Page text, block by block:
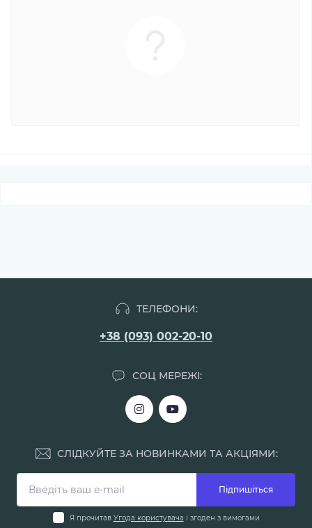
ТЕЛЕФОНИ:
+38 (093) 002-20-10
СОЦ МЕРЕЖІ:
СЛІДКУЙТЕ ЗА НОВИНКАМИ ТА АКЦІЯМИ:
Підпишіться
Я прочитав Угода користувача і згоден з вимогами